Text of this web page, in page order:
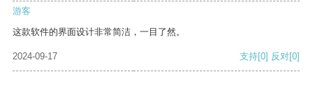
游客
这款软件的界面设计非常简洁，一目了然。
2024-09-17 支持[0] 反对[0]